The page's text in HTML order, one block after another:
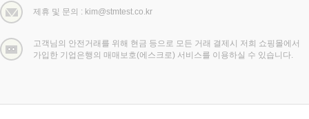
제휴 및 문의 : kim@stmtest.co.kr
고객님의 안전거래를 위해 현금 등으로 모든 거래 결제시 저희 쇼핑몰에서
가입한 기업은행의 매매보호(에스크로) 서비스를 이용하실 수 있습니다.